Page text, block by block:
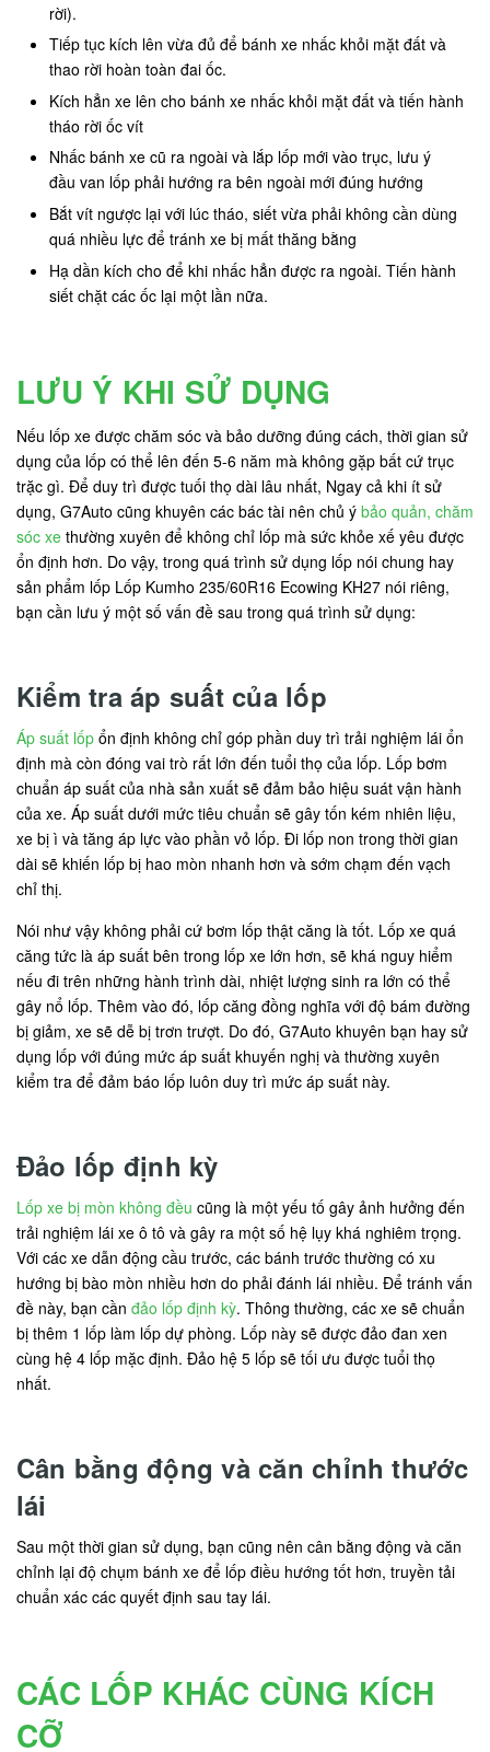
rời).
Tiếp tục kích lên vừa đủ để bánh xe nhấc khỏi mặt đất và
thao rời hoàn toàn đai ốc.
Kích hẳn xe lên cho bánh xe nhấc khỏi mặt đất và tiến hành
tháo rời ốc vít
Nhấc bánh xe cũ ra ngoài và lắp lốp mới vào trục, lưu ý
đầu van lốp phải hướng ra bên ngoài mới đúng hướng
Bắt vít ngược lại với lúc tháo, siết vừa phải không cần dùng
quá nhiều lực để tránh xe bị mất thăng bằng
Hạ dần kích cho để khi nhấc hẳn được ra ngoài. Tiến hành
siết chặt các ốc lại một lần nữa.
LƯU Ý KHI SỬ DỤNG
Nếu lốp xe được chăm sóc và bảo dưỡng đúng cách, thời gian sử
dụng của lốp có thể lên đến 5-6 năm mà không gặp bất cứ trục
trặc gì. Để duy trì được tuối thọ dài lâu nhất, Ngay cả khi ít sử
dụng, G7Auto cũng khuyên các bác tài nên chủ ý bảo quản, chăm
sóc xe thường xuyên để không chỉ lốp mà sức khỏe xế yêu được
ổn định hơn. Do vậy, trong quá trình sử dụng lốp nói chung hay
sản phẩm lốp Lốp Kumho 235/60R16 Ecowing KH27 nói riêng,
bạn cần lưu ý một số vấn đề sau trong quá trình sử dụng:
Kiểm tra áp suất của lốp
Áp suất lốp ổn định không chỉ góp phần duy trì trải nghiệm lái ổn
định mà còn đóng vai trò rất lớn đến tuổi thọ của lốp. Lốp bơm
chuẩn áp suất của nhà sản xuất sẽ đảm bảo hiệu suát vận hành
của xe. Áp suất dưới mức tiêu chuẩn sẽ gây tốn kém nhiên liệu,
xe bị ì và tăng áp lực vào phần vỏ lốp. Đi lốp non trong thời gian
dài sẽ khiến lốp bị hao mòn nhanh hơn và sớm chạm đến vạch
chỉ thị.
Nói như vậy không phải cứ bơm lốp thật căng là tốt. Lốp xe quá
căng tức là áp suất bên trong lốp xe lớn hơn, sẽ khá nguy hiểm
nếu đi trên những hành trình dài, nhiệt lượng sinh ra lớn có thể
gây nổ lốp. Thêm vào đó, lốp căng đồng nghĩa với độ bám đường
bị giảm, xe sẽ dễ bị trơn trượt. Do đó, G7Auto khuyên bạn hay sử
dụng lốp với đúng mức áp suất khuyến nghị và thường xuyên
kiểm tra để đảm báo lốp luôn duy trì mức áp suất này.
Đảo lốp định kỳ
Lốp xe bị mòn không đều cũng là một yếu tố gây ảnh hưởng đến
trải nghiệm lái xe ô tô và gây ra một số hệ lụy khá nghiêm trọng.
Với các xe dẫn động cầu trước, các bánh trước thường có xu
hướng bị bào mòn nhiều hơn do phải đánh lái nhiều. Để tránh vấn
đề này, bạn cần đảo lốp định kỳ. Thông thường, các xe sẽ chuẩn
bị thêm 1 lốp làm lốp dự phòng. Lốp này sẽ được đảo đan xen
cùng hệ 4 lốp mặc định. Đảo hệ 5 lốp sẽ tối ưu được tuổi thọ
nhất.
Cân bằng động và căn chỉnh thước
lái
Sau một thời gian sử dụng, bạn cũng nên cân bằng động và căn
chỉnh lại độ chụm bánh xe để lốp điều hướng tốt hơn, truyền tải
chuẩn xác các quyết định sau tay lái.
CÁC LỐP KHÁC CÙNG KÍCH
CỠ